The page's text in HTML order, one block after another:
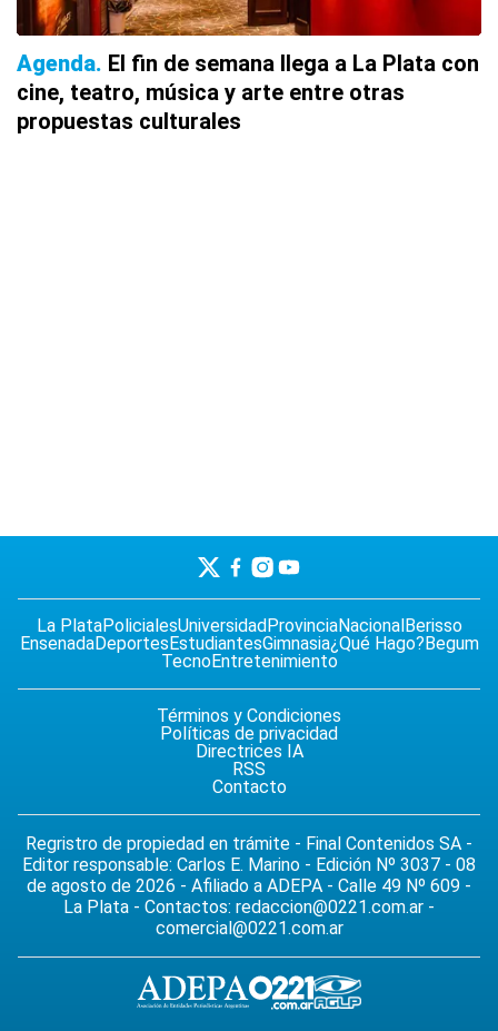
Agenda El fin de semana llega a La Plata con
cine, teatro, música y arte entre otras
propuestas culturales
La PlataPolicialesUniversidadProvinciaNacionalBerisso
EnsenadaDeportesEstudiantesGimnasia¿Qué Hago?Begum
TecnoEntretenimiento
Términos y Condiciones
Políticas de privacidad
Directrices IA
RSS
Contacto
Regristro de propiedad en trámite - Final Contenidos SA -
Editor responsable: Carlos E. Marino - Edición Nº 3037 - 08
de agosto de 2026 - Afiliado a ADEPA - Calle 49 Nº 609 -
La Plata - Contactos: redaccion@0221.com.ar -
comercial@0221.com.ar